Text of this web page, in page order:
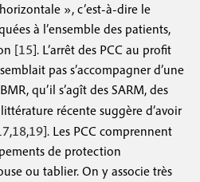
», c’est-à-dire le
à l’ensemble des patients,
[15]. L’arrêt des PCC au profit
pas s’accompagner d’une
qu’il s’agît des SARM, des
récente suggère d’avoir
,18,19]. Les PCC comprennent
de protection
ou tablier. On y associe très